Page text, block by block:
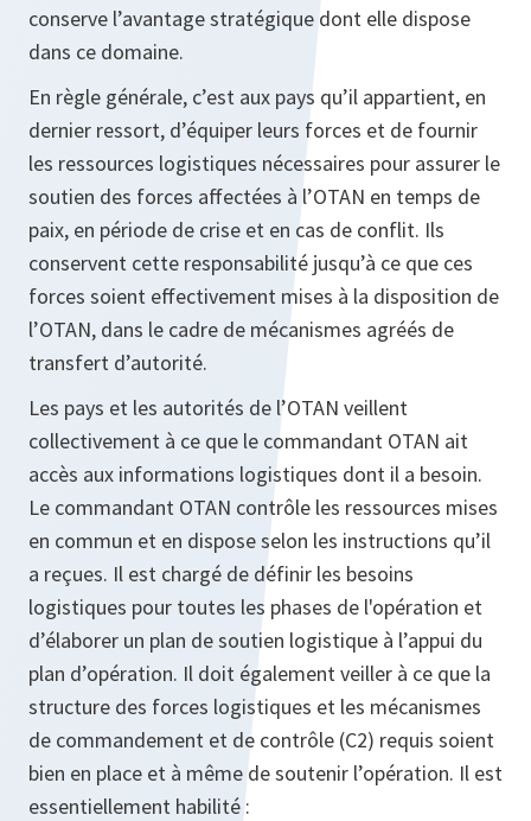
conserve l’avantage stratégique dont elle dispose
dans ce domaine.
En règle générale, c’est aux pays qu’il appartient, en
dernier ressort, d’équiper leurs forces et de fournir
les ressources logistiques nécessaires pour assurer le
soutien des forces affectées à l’OTAN en temps de
paix, en période de crise et en cas de conflit. Ils
conservent cette responsabilité jusqu’à ce que ces
forces soient effectivement mises à la disposition de
l’OTAN, dans le cadre de mécanismes agréés de
transfert d’autorité.
Les pays et les autorités de l’OTAN veillent
collectivement à ce que le commandant OTAN ait
accès aux informations logistiques dont il a besoin.
Le commandant OTAN contrôle les ressources mises
en commun et en dispose selon les instructions qu’il
a reçues. Il est chargé de définir les besoins
logistiques pour toutes les phases de l'opération et
d’élaborer un plan de soutien logistique à l’appui du
plan d’opération. Il doit également veiller à ce que la
structure des forces logistiques et les mécanismes
de commandement et de contrôle (C2) requis soient
bien en place et à même de soutenir l’opération. Il est
essentiellement habilité :